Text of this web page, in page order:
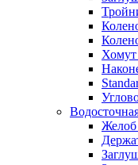
Хомут
Желоб